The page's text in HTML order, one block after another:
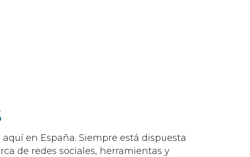
en España. Siempre está dispuesta
de redes sociales, herramientas y